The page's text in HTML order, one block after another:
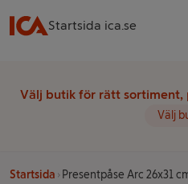
Startsida ica.se
Välj butik för rätt sortiment,
Välj
Startsida Presentpåse Arc 26x31